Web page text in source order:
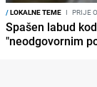
/LOKALNE TEME I PRIJE
Spašen labud
"neodgovornim